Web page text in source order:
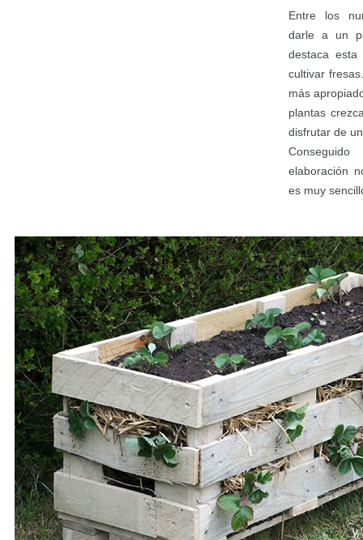
Entre los
darle a un
destaca esta
cultivar
más
plantas
disfrutar de
elaboración
es muy